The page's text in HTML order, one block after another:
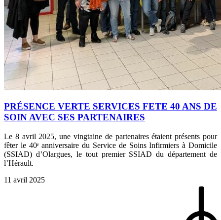
PRÉSENCE VERTE SERVICES FETE 40 ANS DE
SOIN AVEC SES PARTENAIRES
Le 8 avril 2025, une vingtaine de partenaires étaient présents pour
fêter le 40ᵉ anniversaire du Service de Soins Infirmiers à Domicile
(SSIAD) d’Olargues, le tout premier SSIAD du département de
l’Hérault.
11 avril 2025